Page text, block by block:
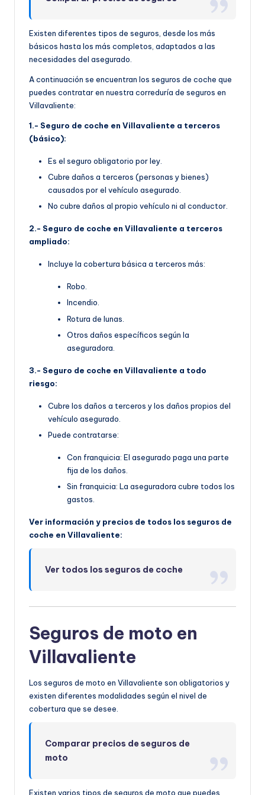
Existen diferentes tipos de seguros, desde los más
básicos hasta los más completos, adaptados a las
necesidades del asegurado.
A continuación se encuentran los seguros de coche que
puedes contratar en nuestra correduría de seguros en
Villavaliente:
1.- Seguro de coche en Villavaliente a terceros
(básico):
Es el seguro obligatorio por ley.
Cubre daños a terceros (personas y bienes)
causados por el vehículo asegurado.
No cubre daños al propio vehículo ni al conductor.
2.- Seguro de coche en Villavaliente a terceros
ampliado:
Incluye la cobertura básica a terceros más:
Robo.
Incendio.
Rotura de lunas.
Otros daños específicos según la
aseguradora.
3.- Seguro de coche en Villavaliente a todo
riesgo:
Cubre los daños a terceros y los daños propios del
vehículo asegurado.
Puede contratarse:
Con franquicia: El asegurado paga una parte
fija de los daños.
Sin franquicia: La aseguradora cubre todos los
gastos.
Ver información y precios de todos los seguros de
coche en Villavaliente:
Ver todos los seguros de coche
Seguros de moto en
Villavaliente
Los seguros de moto en Villavaliente son obligatorios y
existen diferentes modalidades según el nivel de
cobertura que se desee.
Comparar precios de seguros de
moto
Existen varios tipos de seguros de moto que puedes